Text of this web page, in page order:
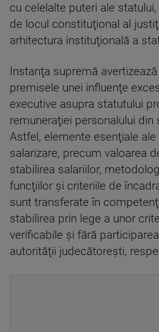
cu celelalte puteri ale
de locul constituţional al
arhitectura instituţională a
Instanţa supremă
premisele unei influenţe
executive asupra statutului
remuneraţiei personalului din
Astfel, elemente esenţiale
salarizare, precum valoarea
stabilirea salariilor,
funcţiilor şi criteriile de
sunt transferate în
stabilirea prin lege a unor
verificabile şi fără
autorităţii judecătoreşti,